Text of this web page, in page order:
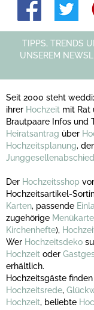
TIPPS, TRENDS
UNSEREM
Seit 2000 steht
ihrer Hochzeit mit Rat
Brautpaare Infos und
Heiratsantrag über
Hochzeitsplanung,
Junggesellenabschied
Der Hochzeitsshop
Hochzeitsartikel-
Karten, passende
zugehörige
Kirchenhefte),
Wer Hochzeitsdeko
Hochzeit oder
erhältlich.
Hochzeitsgäste
Hochzeitsrede,
Hochzeit, beliebte